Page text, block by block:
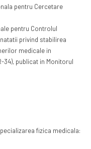
pentru Cercetare
pentru Controlul
privind stabilirea
medicale in
34), publicat in Monitorul
fizica medicala: